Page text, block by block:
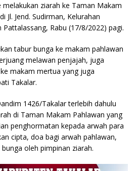
melakukan ziarah ke Taman Makam
Jl. Jend. Sudirman, Kelurahan
Rabu (17/8/2022) pagi.
tabur bunga ke makam pahlawan
melawan penjajah, juga
makam mertua yang juga
Takalar.
1426/Takalar terlebih dahulu
di Taman Makam Pahlawan yang
penghormatan kepada arwah para
cipta, doa bagi arwah pahlawan,
oleh pimpinan ziarah.